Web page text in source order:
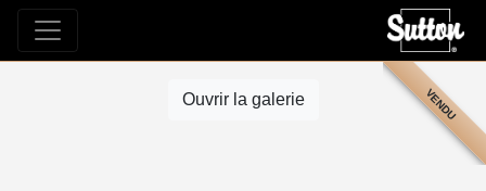
VENDU
Ouvrir la galerie